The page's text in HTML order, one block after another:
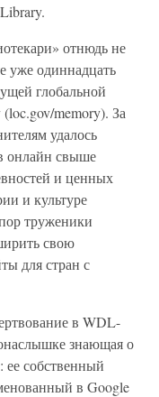
отнюдь не
уже одиннадцать
глобальной
memory). За
удалось
онлайн свыше
и ценных
и культуре
труженики
свою
для стран с
в WDL-
знающая о
ее собственный
в Google